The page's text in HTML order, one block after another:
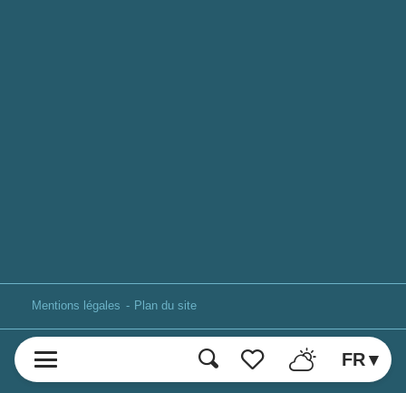
Voir les favoris
Recherche FR
Mentions légales Plan du site